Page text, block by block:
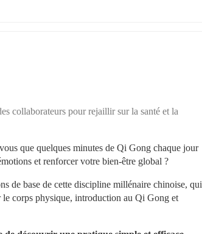
collaborateurs pour rejaillir sur la santé et la
que quelques minutes de Qi Gong chaque jour
et renforcer votre bien-être global ?
de base de cette discipline millénaire chinoise, qui
le corps physique, introduction au Qi Gong et